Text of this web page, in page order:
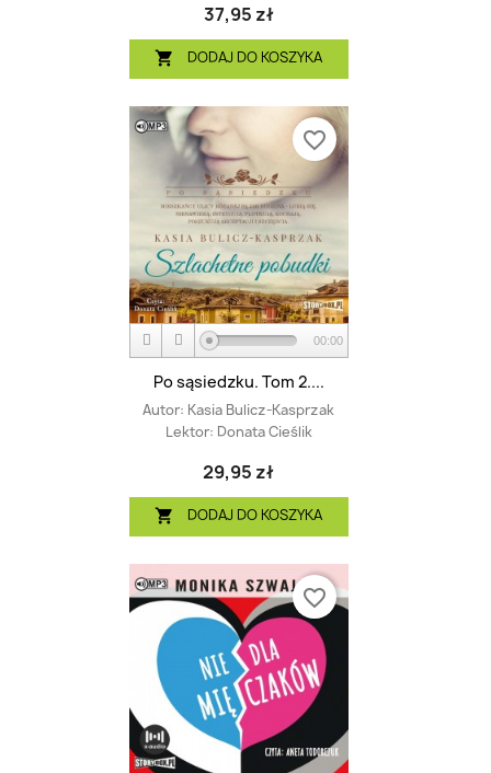
37,95 zł
 DODAJ DO KOSZYKA
00:00
Po sąsiedzku. Tom 2....
Autor: Kasia Bulicz-Kasprzak
Lektor: Donata Cieślik
29,95 zł
 DODAJ DO KOSZYKA
favorite_border
favorite_border